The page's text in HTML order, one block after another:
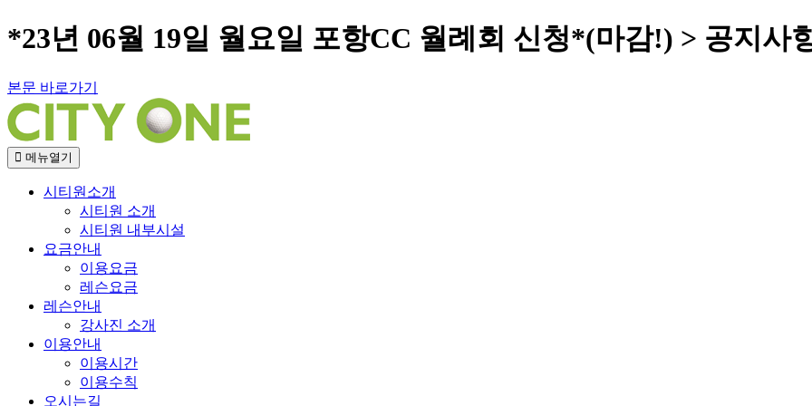
*23년 06월 19일 월요일 포항CC 월례회 신청*(마감!) > 공지사
본문 바로가기
메뉴열기
시티원소개
시티원 소개
시티원 내부시설
요금안내
이용요금
레슨요금
레슨안내
강사진 소개
이용안내
이용시간
이용수칙
오시는길